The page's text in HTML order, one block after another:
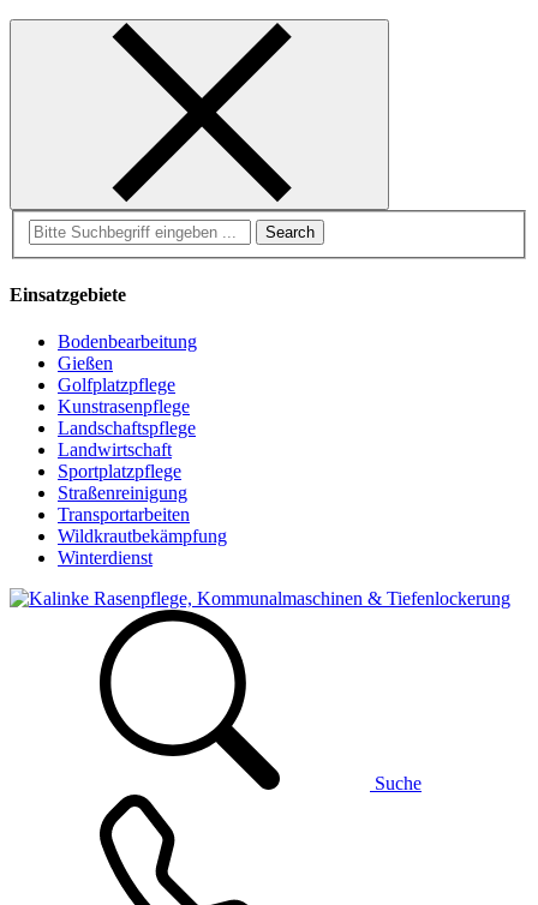
Search
for:
Einsatzgebiete
Bodenbearbeitung
Gießen
Golfplatzpflege
Kunstrasenpflege
Landschaftspflege
Landwirtschaft
Sportplatzpflege
Straßenreinigung
Transportarbeiten
Wildkrautbekämpfung
Winterdienst
Suche